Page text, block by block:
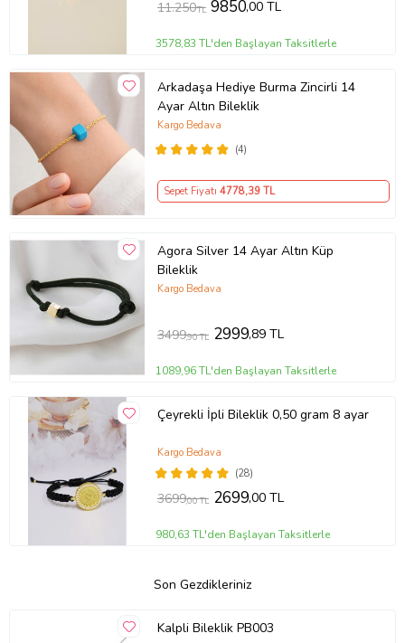
11.250TL 9850,00 TL
3578,83 TL'den Başlayan Taksitlerle
Arkadaşa Hediye Burma Zincirli 14
Ayar Altın Bileklik
(4)
Kargo Bedava
Sepet Fiyatı 4778,39 TL
Agora Silver 14 Ayar Altın Küp
Bileklik
Kargo Bedava
3499,90 TL 2999,89 TL
1089,96 TL'den Başlayan Taksitlerle
Çeyrekli İpli Bileklik 0,50 gram 8 ayar
(28)
Kargo Bedava
3699,00 TL 2699,00 TL
980,63 TL'den Başlayan Taksitlerle
Son Gezdikleriniz
Kalpli Bileklik PB003